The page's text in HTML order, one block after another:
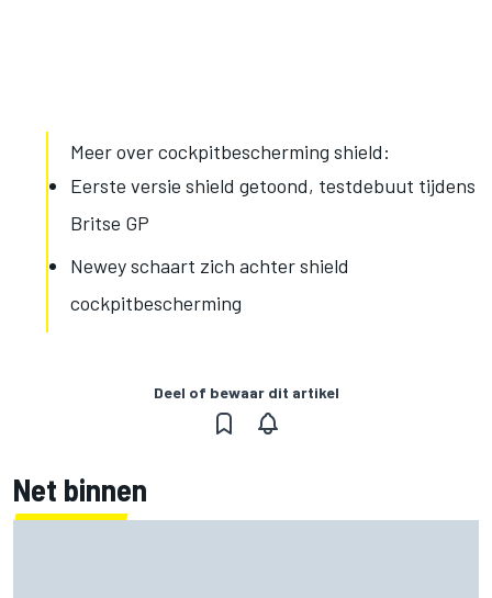
Meer over cockpitbescherming shield:
Eerste versie shield getoond, testdebuut tijdens
Britse GP
Newey schaart zich achter shield
cockpitbescherming
Deel of bewaar dit artikel
Net binnen